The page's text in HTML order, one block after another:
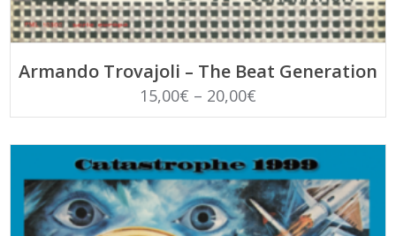
Armando Trovajoli – The Beat Generation
15,00€ – 20,00€